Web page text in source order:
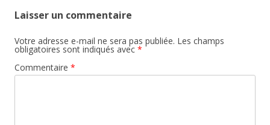
Laisser un commentaire
Votre adresse e-mail ne sera pas publiée. Les champs
obligatoires sont indiqués avec *
Commentaire *